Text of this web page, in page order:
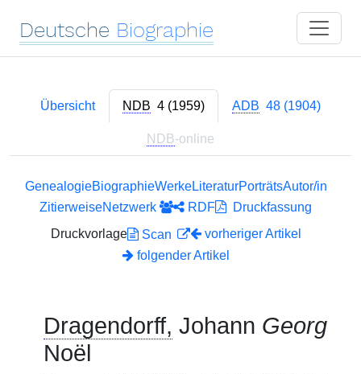
Deutsche Biographie
Übersicht NDB 4 (1959) ADB 48 (1904)
NDB-online
GenealogieBiographieWerkeLiteraturPorträtsAutor/in
ZitierweiseNetzwerk RDF
Druckfassung
Druckvorlage
Scan
vorheriger Artikel
folgender Artikel
Dragendorff, Johann Georg
Noël